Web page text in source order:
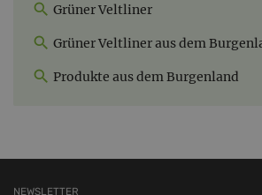
Grüner Veltliner
Grüner Veltliner aus dem
Produkte aus dem Burgenland
NEWSLETTER